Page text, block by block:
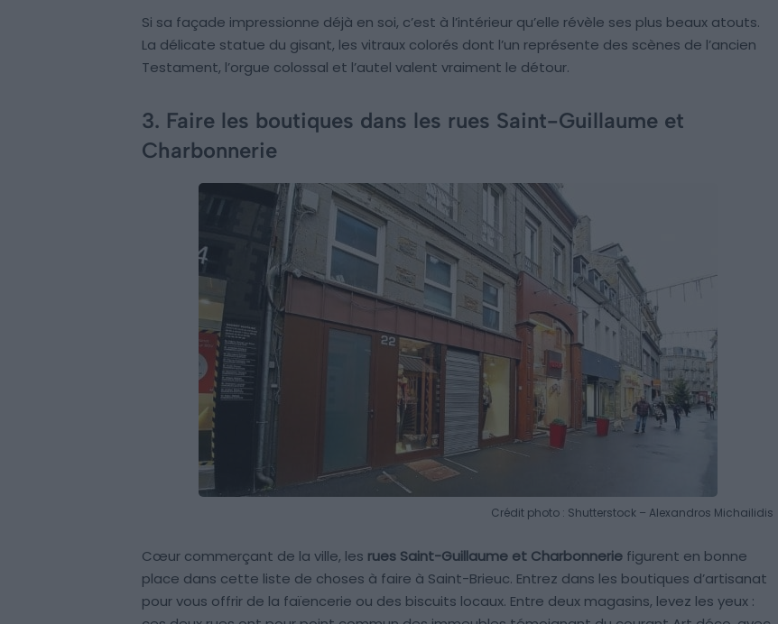
Si sa façade impressionne déjà en soi, c’est à l’intérieur qu’elle révèle ses plus beaux atouts.
La délicate statue du gisant, les vitraux colorés dont l’un représente des scènes de l’ancien
Testament, l’orgue colossal et l’autel valent vraiment le détour.
3. Faire les boutiques dans les rues Saint-Guillaume et
Charbonnerie
Crédit photo : Shutterstock – Alexandros Michailidis
Cœur commerçant de la ville, les rues Saint-Guillaume et Charbonnerie figurent en bonne
place dans cette liste de choses à faire à Saint-Brieuc. Entrez dans les boutiques d’artisanat
pour vous offrir de la faïencerie ou des biscuits locaux. Entre deux magasins, levez les yeux :